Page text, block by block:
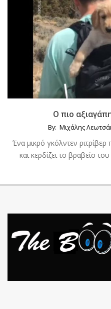
Ο πιο
By: Μιχάλης
Ένα μικρό γκόλντεν
και κερδίζει το βραβείο